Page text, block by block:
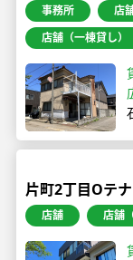
事務所 店
店舗（一棟貸し）
片町2丁目Oテ
店舗 店舗